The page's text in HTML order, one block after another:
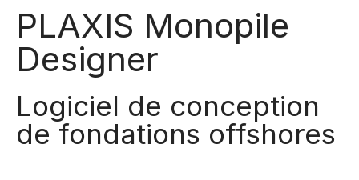
PLAXIS Monopile
Designer
Logiciel de conception
de fondations offshores